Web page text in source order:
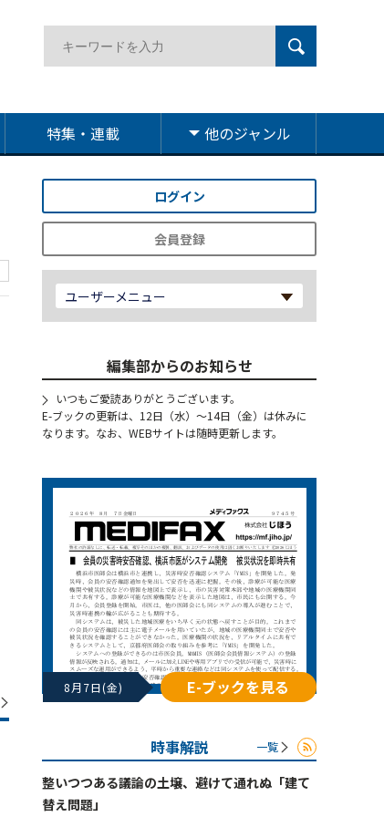
特集・連載 他のジャンル
ログイン
会員登録
ユーザーメニュー
編集部からのお知らせ
いつもご愛読ありがとうございます。
E-ブックの更新は、12日（水）～14日（金）は休みに
なります。なお、WEBサイトは随時更新します。
8月7日(金) E-ブックを見る
時事解説 一覧
整いつつある議論の土壌、避けて通れぬ「建て
替え問題」